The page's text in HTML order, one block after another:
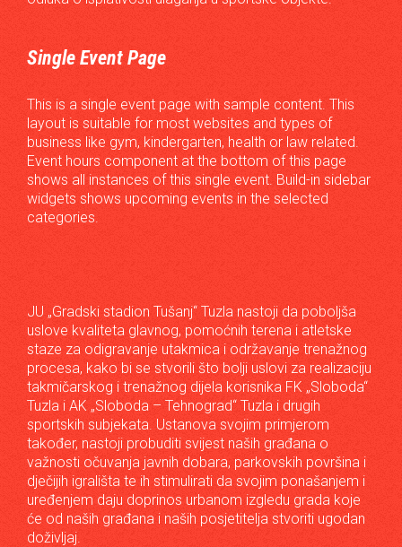
Single Event Page
This is a single event page with sample content. This
layout is suitable for most websites and types of
business like gym, kindergarten, health or law related.
Event hours component at the bottom of this page
shows all instances of this single event. Build-in sidebar
widgets shows upcoming events in the selected
categories.
JU „Gradski stadion Tušanj“ Tuzla nastoji da poboljša
uslove kvaliteta glavnog, pomoćnih terena i atletske
staze za odigravanje utakmica i održavanje trenažnog
procesa, kako bi se stvorili što bolji uslovi za realizaciju
takmičarskog i trenažnog dijela korisnika FK „Sloboda“
Tuzla i AK „Sloboda – Tehnograd“ Tuzla i drugih
sportskih subjekata. Ustanova svojim primjerom
također, nastoji probuditi svijest naših građana o
važnosti očuvanja javnih dobara, parkovskih površina i
dječijih igrališta te ih stimulirati da svojim ponašanjem i
uređenjem daju doprinos urbanom izgledu grada koje
će od naših građana i naših posjetitelja stvoriti ugodan
doživljaj.